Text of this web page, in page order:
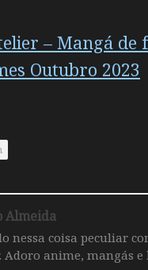
– Mangá de
Outubro 2023
Almeida
nessa coisa peculiar
Adoro anime, mangás